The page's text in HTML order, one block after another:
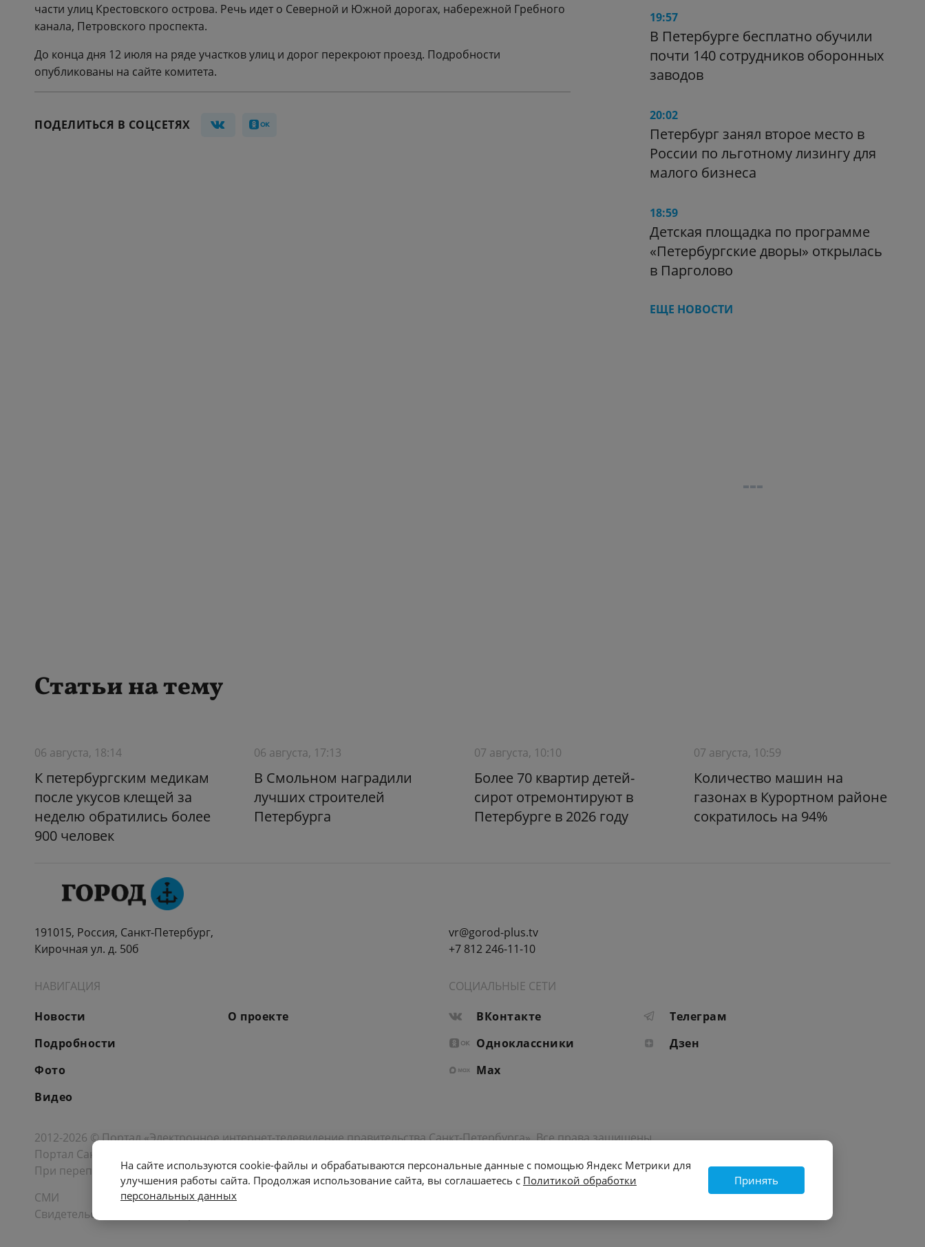
части улиц Крестовского острова. Речь идет о Северной и Южной дорогах, набережной Гребного
канала, Петровского проспекта.
До конца дня 12 июля на ряде участков улиц и дорог перекроют проезд. Подробности
опубликованы на сайте комитета.
ПОДЕЛИТЬСЯ В СОЦСЕТЯХ
19:57
В Петербурге бесплатно обучили
почти 140 сотрудников оборонных
заводов
20:02
Петербург занял второе место в
России по льготному лизингу для
малого бизнеса
18:59
Детская площадка по программе
«Петербургские дворы» открылась
в Парголово
ЕЩЕ НОВОСТИ
Статьи на тему
06 августа, 18:14
К петербургским медикам
после укусов клещей за
неделю обратились более
900 человек
06 августа, 17:13
В Смольном наградили
лучших строителей
Петербурга
07 августа, 10:10
Более 70 квартир детей-
сирот отремонтируют в
Петербурге в 2026 году
07 августа, 10:59
Количество машин на
газонах в Курортном районе
сократилось на 94%
191015, Россия, Санкт-Петербург,
Кирочная ул. д. 50б
vr@gorod-plus.tv
+7 812 246-11-10
НАВИГАЦИЯ
Новости
Подробности
Фото
Видео
О проекте
СОЦИАЛЬНЫЕ СЕТИ
ВКонтакте
Телеграм
Одноклассники
Дзен
Max
2012-2026 © Портал «Электронное интернет-телевидение правительства Санкт-Петербурга». Все права защищены.
Портал Санкт-Петербурга
При перепечатке материалов, прямая ссылка на сайт обязательна. Возрастное ограничение 12+.
СМИ
Свидетельство Роскомнадзора ЭЛ № ФС 77 - 72748 от 22.05.2018
На сайте используются cookie-файлы и обрабатываются персональные данные с помощью Яндекс Метрики для
улучшения работы сайта. Продолжая использование сайта, вы соглашаетесь с Политикой обработки
персональных данных
Принять